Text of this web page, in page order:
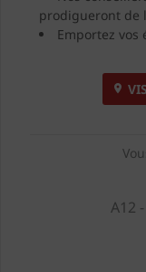
prodigueront de
Emportez
A12